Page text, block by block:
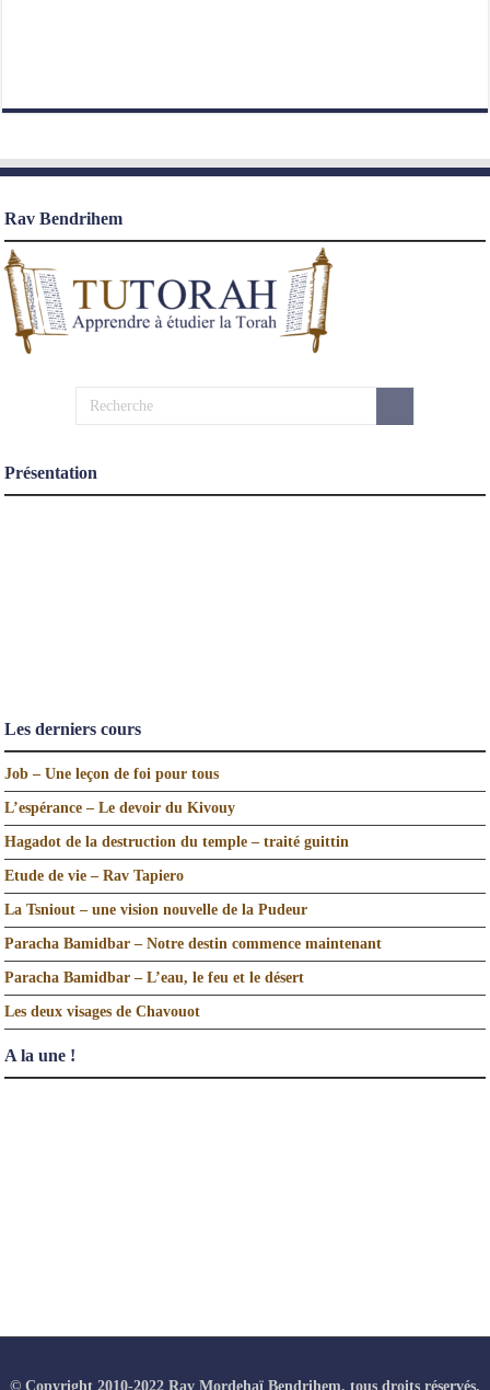
Rav Bendrihem
Présentation
Les derniers cours
Job – Une leçon de foi pour tous
L’espérance – Le devoir du Kivouy
Hagadot de la destruction du temple – traité guittin
Etude de vie – Rav Tapiero
La Tsniout – une vision nouvelle de la Pudeur
Paracha Bamidbar – Notre destin commence maintenant
Paracha Bamidbar – L’eau, le feu et le désert
Les deux visages de Chavouot
A la une !
© Copyright 2010-2022 Rav Mordehaï Bendrihem, tous droits réservés.